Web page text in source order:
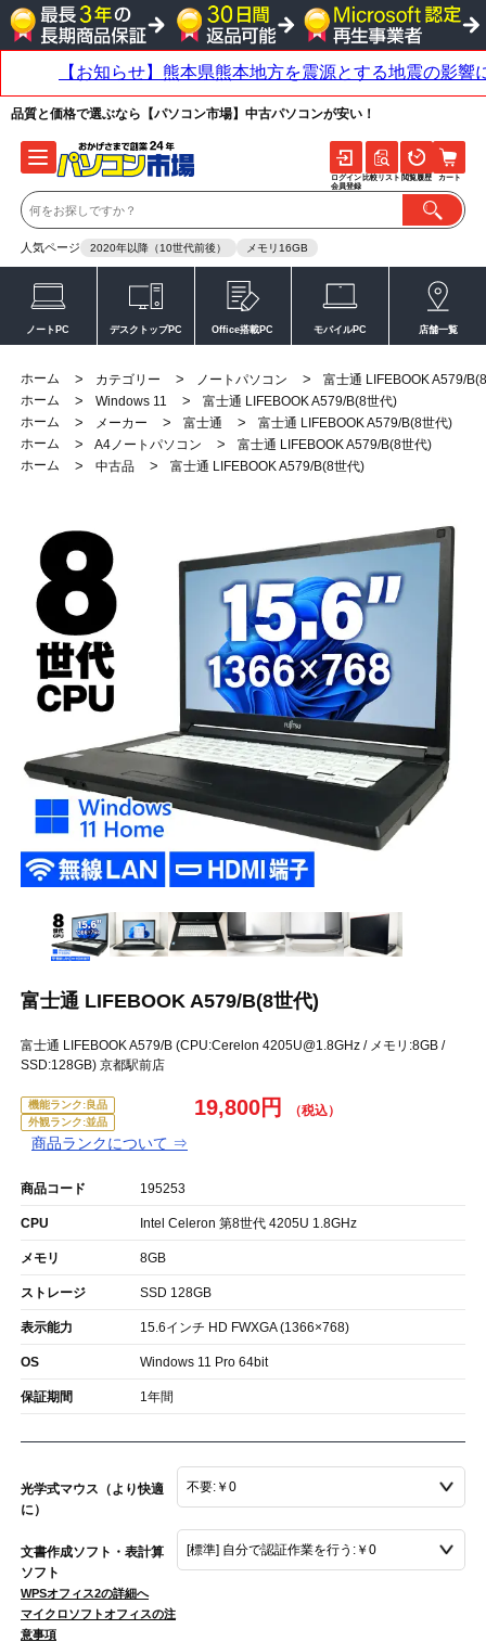
品質と価格で選ぶなら【パソコン市場】中古パソコンが安い！
人気ページ 2020年以降（10世代前後） メモリ16GB
ログイン
会員登録
比較リスト 閲覧履歴 カート
ノートPC デスクトップPC Office搭載PC モバイルPC 店舗一覧
ホーム > カテゴリー > ノートパソコン >
富士通 LIFEBOOK A579/
ホーム
> Windows 11 >
富士通 LIFEBOOK A579/B(8世代)
ホーム
> メーカー > 富士通 >
富士通 LIFEBOOK A579/B(8世代)
ホーム
> A4ノートパソコン >
富士通 LIFEBOOK A579/B(8世代)
ホーム
> 中古品 > 富士通 LIFEBOOK A579/B(8世代)
富士通 LIFEBOOK A579/B(8世代)
富士通 LIFEBOOK A579/B (CPU:Cerelon 4205U@1.8GHz / メモリ:8GB /
SSD:128GB) 京都駅前店
機能ランク:良品
外観ランク:並品
商品ランクについて ⇒
19,800円
商品コード 195253
CPU Intel Celeron 第8世代 4205U 1.8GHz
メモリ 8GB
ストレージ SSD 128GB
表示能力 15.6インチ HD FWXGA (1366×768)
OS Windows 11 Pro 64bit
保証期間 1年間
光学式マウス（より快適
に）
文書作成ソフト・表計算
ソフト
WPSオフィス2の詳細へ
マイクロソフトオフィスの注
意事項